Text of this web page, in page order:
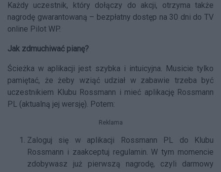
Każdy uczestnik, który dołączy do akcji, otrzyma także
nagrodę gwarantowaną – bezpłatny dostęp na 30 dni do TV
online Pilot WP.
Jak zdmuchiwać pianę?
Ścieżka w aplikacji jest szybka i intuicyjna. Musicie tylko
pamiętać, że żeby wziąć udział w zabawie trzeba być
uczestnikiem Klubu Rossmann i mieć aplikację Rossmann
PL (aktualną jej wersję). Potem:
Reklama
Zaloguj się w aplikacji Rossmann PL do Klubu
Rossmann i zaakceptuj regulamin. W tym momencie
zdobywasz już pierwszą nagrodę, czyli darmowy